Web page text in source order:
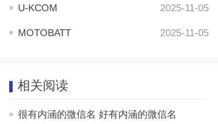
U-KCOM 2025-11-05
MOTOBATT 2025-11-05
相关阅读
很有内涵的微信名 好有内涵的微信名